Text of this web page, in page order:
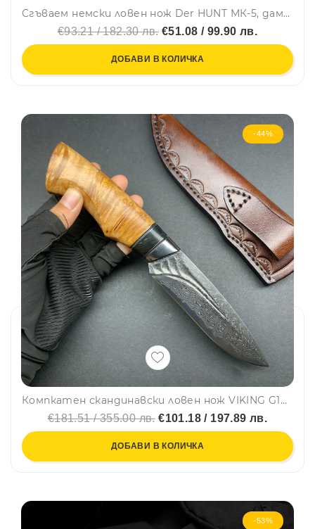
Сгъваем немски ловен нож Der HUNT МК-5, дамаска стомана VG10/69L, месинг и чирени еленов рог
€93.21 / 182.30 лв.€51.08 / 99.90 лв.
ДОБАВИ В КОЛИЧКА
-44%
Компкатен скандинавски ловен нож VIKING G10, с кожена кания
€181.51 / 355.00 лв.€101.18 / 197.89 лв.
ДОБАВИ В КОЛИЧКА
-53%